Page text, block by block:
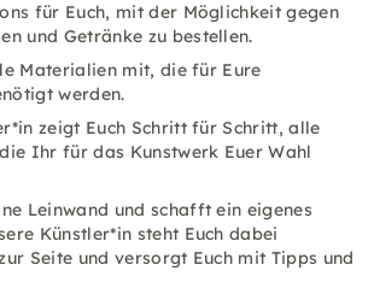
für Euch, mit der Möglichkeit gegen
und Getränke zu bestellen.
Materialien mit, die für Eure
werden.
zeigt Euch Schritt für Schritt, alle
Ihr für das Kunstwerk Euer Wahl
Leinwand und schafft ein eigenes
Künstler*in steht Euch dabei
Seite und versorgt Euch mit Tipps und